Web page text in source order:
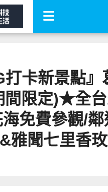
打卡新景點
間限定)★全
免費參觀/
雅聞七里香